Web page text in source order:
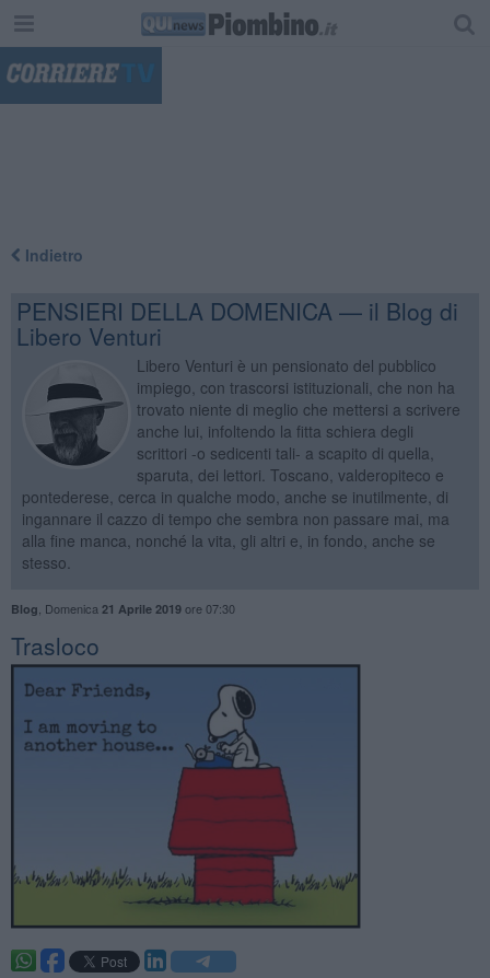
Indietro
PENSIERI DELLA DOMENICA — il Blog di
Libero Venturi
Libero Venturi è un pensionato del pubblico
impiego, con trascorsi istituzionali, che non ha
trovato niente di meglio che mettersi a scrivere
anche lui, infoltendo la fitta schiera degli
scrittori -o sedicenti tali- a scapito di quella,
sparuta, dei lettori. Toscano, valderopiteco e
pontederese, cerca in qualche modo, anche se inutilmente, di
ingannare il cazzo di tempo che sembra non passare mai, ma
alla fine manca, nonché la vita, gli altri e, in fondo, anche se
stesso.
Blog Domenica 21 Aprile 2019ore 07:30
Trasloco